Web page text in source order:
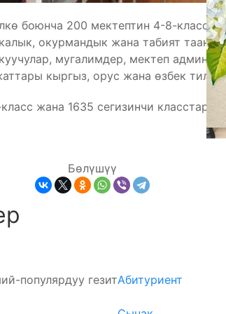
боюнча 200 мектептин 4-8-
окурмандык жана табият таануу
мугалимдер, мектеп
кыргыз, орус жана өзбек
жана 1635 сегизинчи класстар
Бөлүшүү
популярдуу гезитАбитуриент